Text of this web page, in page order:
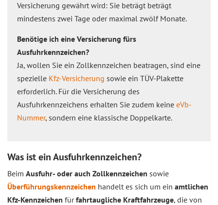
Versicherung gewährt wird: Sie beträgt beträgt
mindestens zwei Tage oder maximal zwölf Monate.
Benötige ich eine Versicherung fürs
Ausfuhrkennzeichen?
Ja, wollen Sie ein Zollkennzeichen beatragen, sind eine
spezielle Kfz-Versicherung sowie ein TÜV-Plakette
erforderlich. Für die Versicherung des
Ausfuhrkennzeichens erhalten Sie zudem keine eVb-
Nummer, sondern eine klassische Doppelkarte.
Was ist ein Ausfuhrkennzeichen?
Beim Ausfuhr- oder auch Zollkennzeichen sowie
Überführungskennzeichen handelt es sich um ein amtlichen
Kfz-Kennzeichen fürfahrtaugliche Kraftfahrzeuge, die von